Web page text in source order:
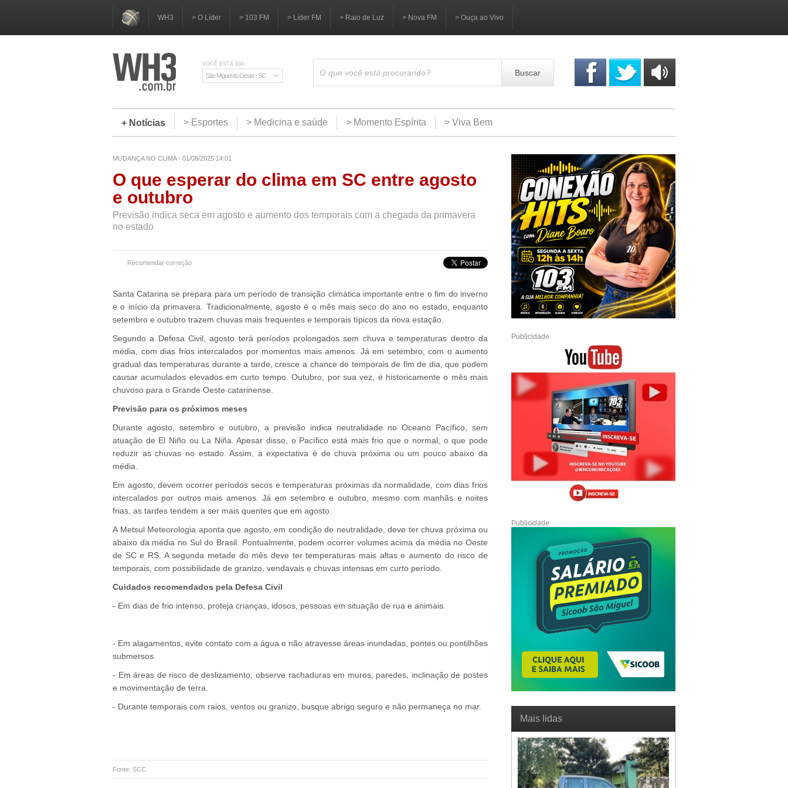
WH3 > O Líder > 103 FM > Líder FM > Raio de Luz > Nova FM > Ouça ao Vivo
VOCÊ ESTÁ EM:
São Miguel do Oeste - SC Buscar
+ Notícias
> Esportes > Medicina e saúde > Momento Espírita > Viva Bem
MUDANÇA NO CLIMA - 01/08/2025 14:01
O que esperar do clima em SC entre agosto
e outubro
Previsão indica seca em agosto e aumento dos temporais com a chegada da primavera
no estado
Recomendar correção
Santa Catarina se prepara para um período de transição climática importante entre o fim do inverno
e o início da primavera. Tradicionalmente, agosto é o mês mais seco do ano no estado, enquanto
setembro e outubro trazem chuvas mais frequentes e temporais típicos da nova estação.
Segundo a Defesa Civil, agosto terá períodos prolongados sem chuva e temperaturas dentro da
média, com dias frios intercalados por momentos mais amenos. Já em setembro, com o aumento
gradual das temperaturas durante a tarde, cresce a chance de temporais de fim de dia, que podem
causar acumulados elevados em curto tempo. Outubro, por sua vez, é historicamente o mês mais
chuvoso para o Grande Oeste catarinense.
Previsão para os próximos meses
Durante agosto, setembro e outubro, a previsão indica neutralidade no Oceano Pacífico, sem
atuação de El Niño ou La Niña. Apesar disso, o Pacífico está mais frio que o normal, o que pode
reduzir as chuvas no estado. Assim, a expectativa é de chuva próxima ou um pouco abaixo da
média.
Em agosto, devem ocorrer períodos secos e temperaturas próximas da normalidade, com dias frios
intercalados por outros mais amenos. Já em setembro e outubro, mesmo com manhãs e noites
frias, as tardes tendem a ser mais quentes que em agosto.
A Metsul Meteorologia aponta que agosto, em condição de neutralidade, deve ter chuva próxima ou
abaixo da média no Sul do Brasil. Pontualmente, podem ocorrer volumes acima da média no Oeste
de SC e RS. A segunda metade do mês deve ter temperaturas mais altas e aumento do risco de
temporais, com possibilidade de granizo, vendavais e chuvas intensas em curto período.
Cuidados recomendados pela Defesa Civil
- Em dias de frio intenso, proteja crianças, idosos, pessoas em situação de rua e animais.
- Em alagamentos, evite contato com a água e não atravesse áreas inundadas, pontes ou pontilhões
submersos.
- Em áreas de risco de deslizamento, observe rachaduras em muros, paredes, inclinação de postes
e movimentação de terra.
- Durante temporais com raios, ventos ou granizo, busque abrigo seguro e não permaneça no mar.
Fonte: SCC
Publicidade
Publicidade
Mais lidas